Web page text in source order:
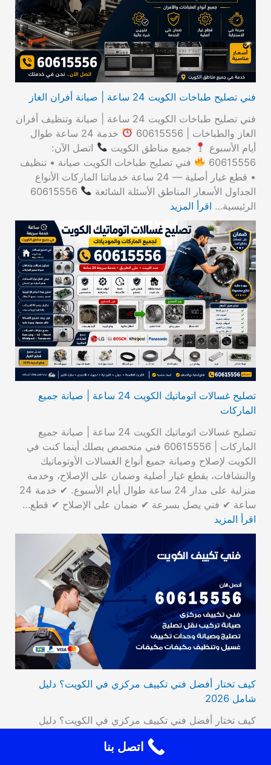
فني تصليح طباخات الكويت 24 ساعة | صيانة أفران الغاز
فني تصليح طباخات الكويت 24 ساعة | صيانة وتنظيف أفران
الغاز والطباخات | 60615556
خدمة 24 ساعة طوال
أيام الأسبوع
جميع مناطق الكويت
اتصل الآن:
60615556
فني تصليح طباخات الكويت صيانة • تنظيف
• قطع غيار أصلية — 24 ساعة خدماتنا الماركات الأنواع
الجداول الأسعار المناطق الأسئلة الشائعة
60615556
الرئيسية… اقرأ المزيد
تصليح غسالات اتوماتيك الكويت 24 ساعة | صيانة جميع
الماركات
تصليح غسالات اتوماتيك الكويت 24 ساعة | صيانة جميع
الماركات | 60615556 فني متخصص يصلك أينما كنت في
الكويت لإصلاح وصيانة جميع أنواع الغسالات الأوتوماتيك
والنشافات، بقطع غيار أصلية وضمان على الإصلاح، وخدمة
منزلية على مدار 24 ساعة طوال أيام الأسبوع. ✔ خدمة 24
ساعة ✔ فني يصل بسرعة ✔ ضمان على الإصلاح ✔ قطع…
اقرأ المزيد
كيف تختار أفضل فني تكييف مركزي في الكويت؟ دليل
شامل 2026
كيف تختار أفضل فني تكييف مركزي في الكويت؟ دليل
اتصل بنا